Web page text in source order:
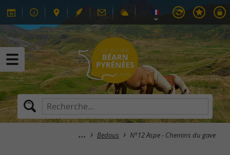
Bedous N°12 Aspe - Chemins du gave